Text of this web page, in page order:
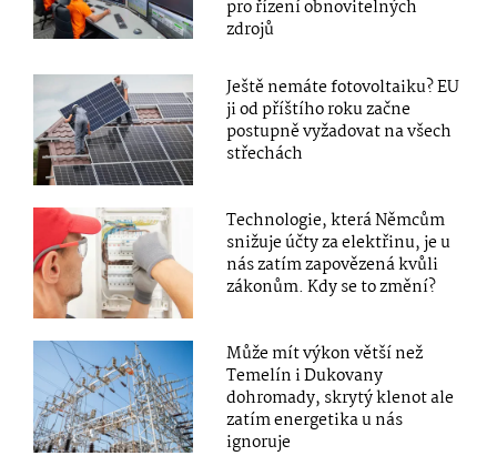
pro řízení obnovitelných
zdrojů
Ještě nemáte fotovoltaiku? EU
ji od příštího roku začne
postupně vyžadovat na všech
střechách
Technologie, která Němcům
snižuje účty za elektřinu, je u
nás zatím zapovězená kvůli
zákonům. Kdy se to změní?
Může mít výkon větší než
Temelín i Dukovany
dohromady, skrytý klenot ale
zatím energetika u nás
ignoruje